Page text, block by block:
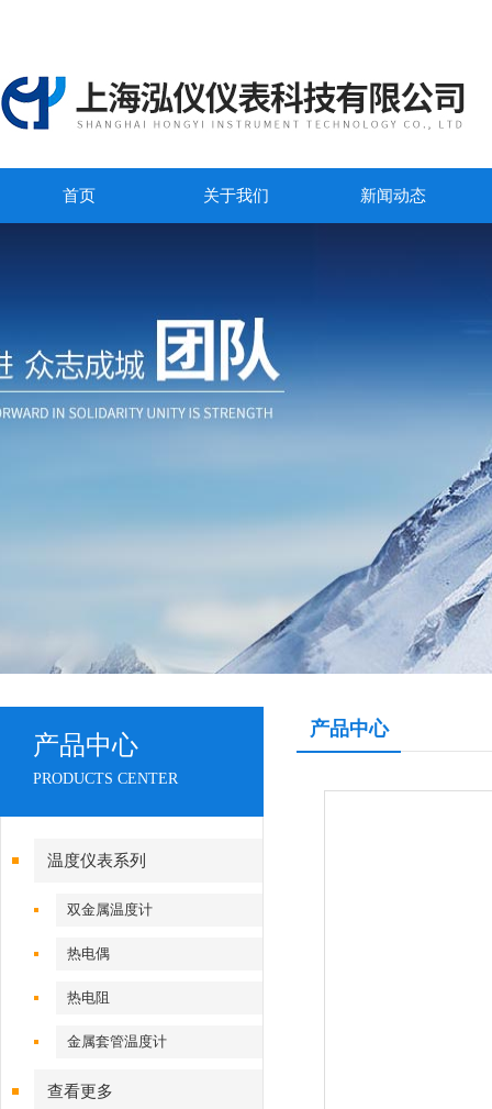
首页 关于我们 新闻动态
产品中心
PRODUCTS CENTER
温度仪表系列
双金属温度计
热电偶
热电阻
金属套管温度计
查看更多
产品中心